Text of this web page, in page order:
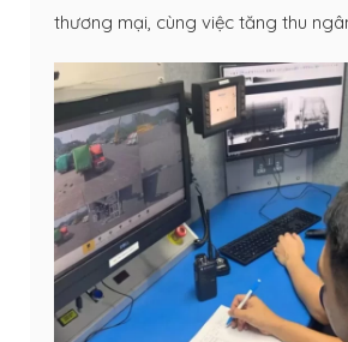
thương mại, cùng việc tăng thu